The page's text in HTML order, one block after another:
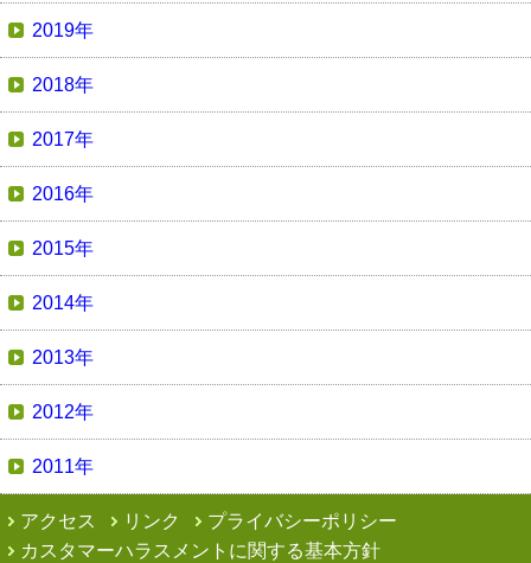
2019年
2018年
2017年
2016年
2015年
2014年
2013年
2012年
2011年
アクセス リンク
プライバシーポリシー
カスタマーハラスメントに関する基本方針